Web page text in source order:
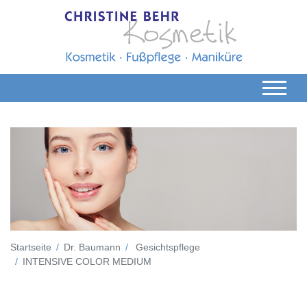
Startseite Dr. Baumann
Gesichtspflege
INTENSIVE COLOR MEDIUM